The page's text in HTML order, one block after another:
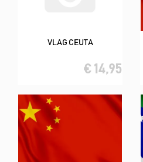
VLAG CEUTA
€ 14,95